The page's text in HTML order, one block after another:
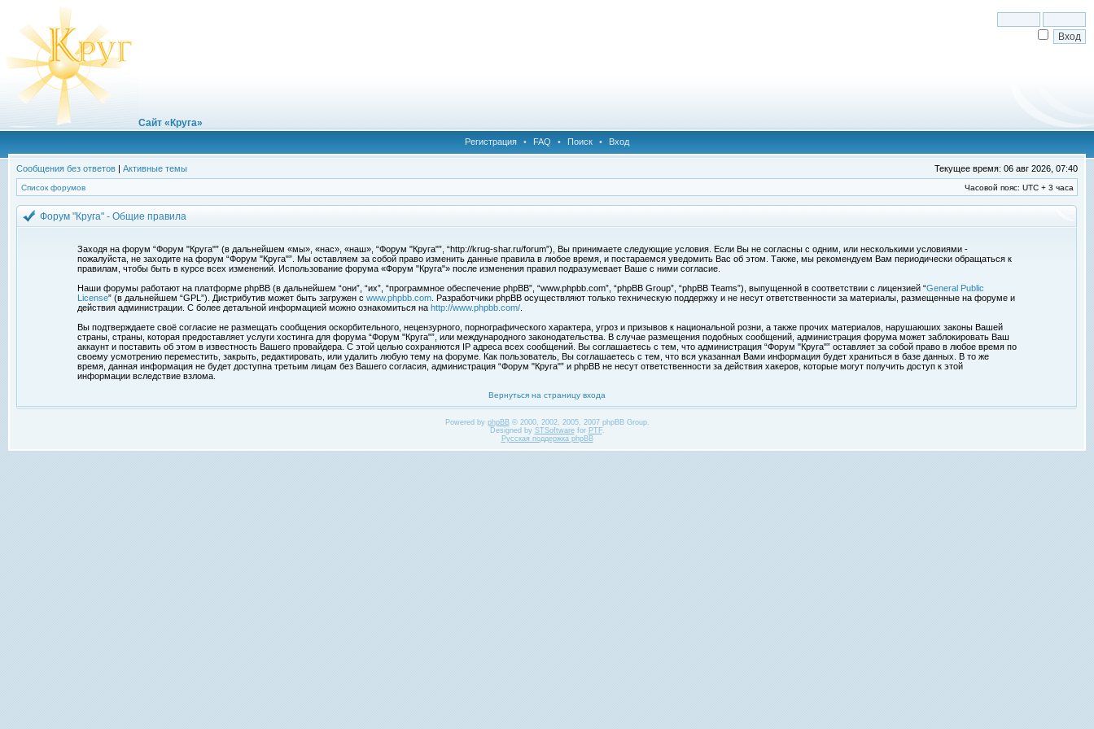
Сайт «Круга»
Регистрация • FAQ • Поиск • Вход
Сообщения без ответов | Активные темы Текущее время: 06 авг 2026, 07:40
Список форумов Часовой пояс: UTC + 3 часа
Форум "Круга" - Общие правила
Заходя на форум “Форум "Круга"” (в дальнейшем «мы», «нас», «наш», “Форум "Круга"”, “http://krug-shar.ru/forum”), Вы принимаете следующие условия. Если Вы не согласны с одним, или несколькими условиями -
пожалуйста, не заходите на форум “Форум "Круга"”. Мы оставляем за собой право изменить данные правила в любое время, и постараемся уведомить Вас об этом. Также, мы рекомендуем Вам периодически обращаться к
правилам, чтобы быть в курсе всех изменений. Использование форума «Форум "Круга"» после изменения правил подразумевает Ваше с ними согласие.
Наши форумы работают на платформе phpBB (в дальнейшем “они”, “их”, “программное обеспечение phpBB”, “www.phpbb.com”, “phpBB Group”, “phpBB Teams”), выпущенной в соответствии с лицензией “General Public
License” (в дальнейшем “GPL”). Дистрибутив может быть загружен с www.phpbb.com . Разработчики phpBB осуществляют только техническую поддержку и не несут ответственности за материалы, размещенные на форуме и
действия администрации. С более детальной информацией можно ознакомиться на http://www.phpbb.com/
Вы подтверждаете своё согласие не размещать сообщения оскорбительного, нецензурного, порнографического характера, угроз и призывов к национальной розни, а также прочих материалов, нарушаюших законы Вашей
страны, страны, которая предоставляет услуги хостинга для форума “Форум "Круга"”, или международного законодательства. В случае размещения подобных сообщений, администрация форума может заблокировать Ваш
аккаунт и поставить об этом в известность Вашего провайдера. С этой целью сохраняются IP адреса всех сообщений. Вы соглашаетесь с тем, что администрация “Форум "Круга"” оставляет за собой право в любое время по
своему усмотрению переместить, закрыть, редактировать, или удалить любую тему на форуме. Как пользователь, Вы соглашаетесь с тем, что вся указанная Вами информация будет храниться в базе данных. В то же
время, данная информация не будет доступна третьим лицам без Вашего согласия, администрация “Форум "Круга"” и phpBB не несут ответственности за действия хакеров, которые могут получить доступ к этой
информации вследствие взлома.
Вернуться на страницу входа
Powered by phpBB© 2000, 2002, 2005, 2007 phpBB Group.
Designed by STSoftwarefor PTF.
Русская поддержка phpBB